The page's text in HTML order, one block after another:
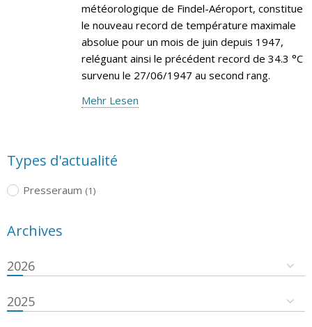
météorologique de Findel-Aéroport, constitue
le nouveau record de température maximale
absolue pour un mois de juin depuis 1947,
reléguant ainsi le précédent record de 34.3 °C
survenu le 27/06/1947 au second rang.
Mehr Lesen
Types d'actualité
Presseraum (1)
Archives
2026
2025